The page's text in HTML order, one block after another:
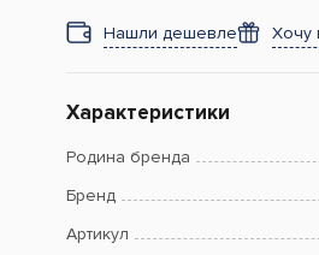
Нашли дешевле Хочу
Характеристики
Родина бренда
Бренд
Артикул